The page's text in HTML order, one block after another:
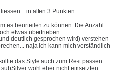
.. in allen 3 Punkten.
es beurteilen zu können. Die Anzahl
etwas übertrieben.
deutlich gesprochen wird) verstehen
naja ich kann mich verständlich
das Style auch zum Rest passen.
wohl eher nicht einsetzten.